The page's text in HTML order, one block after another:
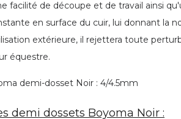
facilité de découpe et de travail ainsi
en surface du cuir, lui donnant la
extérieure, il rejettera toute
équestre.
demi-dosset Noir : 4/4.5mm
demi dossets Boyoma Noir :